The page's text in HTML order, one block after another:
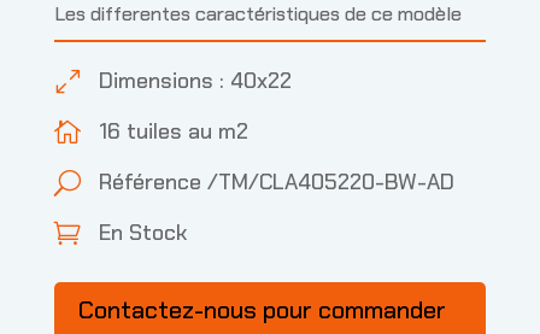
Les differentes caractéristiques de ce modèle
0 Dimensions : 40x22
 16 tuiles au m2
U Référence /TM/CLA405220-BW-AD
 En Stock
Contactez-nous pour commander